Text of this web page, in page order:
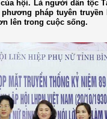
hội. Là người dân tộc
pháp tuyên truyền
lên trong cuộc sống.